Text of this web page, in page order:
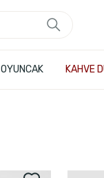
OYUNCAK KAHVE